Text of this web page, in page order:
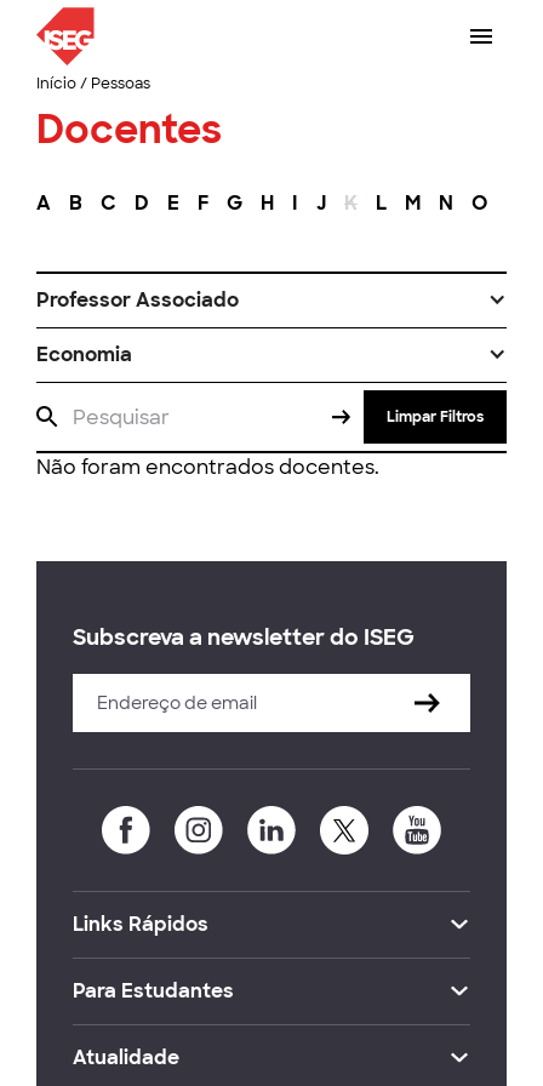
Início/ Pessoas
Docentes
A B C D E F G H I J K L M N O
Professor Associado
Economia
Limpar Filtros
Não foram encontrados docentes.
Subscreva a newsletter do ISEG
Links Rápidos
Para Estudantes
Atualidade